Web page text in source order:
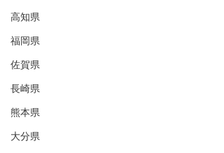
高知県
福岡県
佐賀県
長崎県
熊本県
大分県